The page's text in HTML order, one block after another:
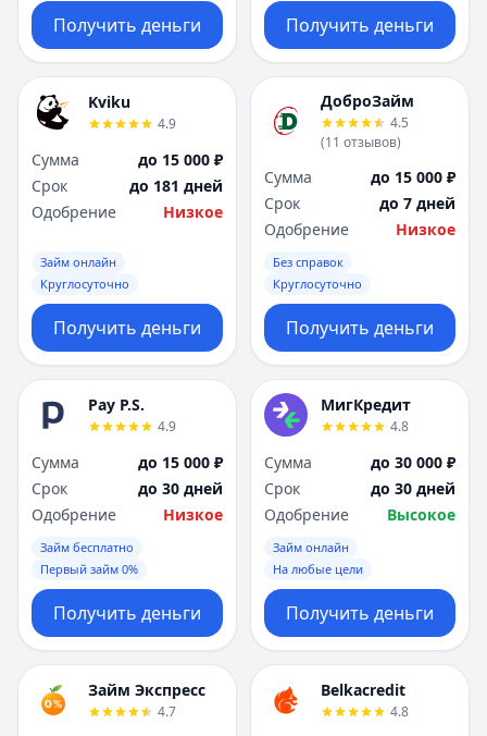
Получить деньги Получить деньги
Kviku
4.9
Сумма
до 15 000 ₽
Срок
до 181 дней
Одобрение
Низкое
Займ онлайн
Круглосуточно
Получить деньги
ДоброЗайм
4.5
(11 отзывов)
Сумма
до 15 000 ₽
Срок
до 7 дней
Одобрение
Низкое
Без справок
Круглосуточно
Получить деньги
Pay P.S.
4.9
Сумма
до 15 000 ₽
Срок
до 30 дней
Одобрение
Низкое
Займ бесплатно
Первый займ 0%
Получить деньги
МигКредит
4.8
Сумма
до 30 000 ₽
Срок
до 30 дней
Одобрение
Высокое
Займ онлайн
На любые цели
Получить деньги
Займ Экспресс
4.7
Belkacredit
4.8